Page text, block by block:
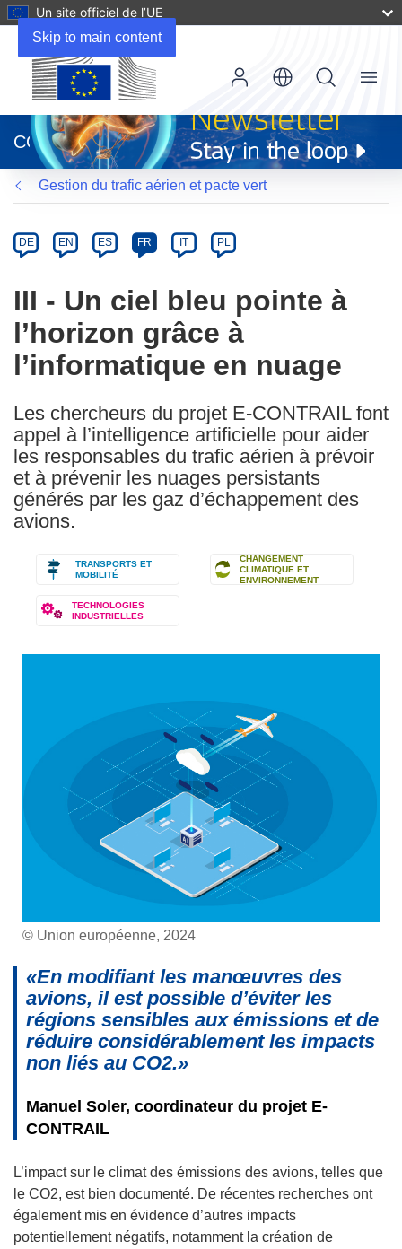
Skip to main content
Un site officiel de l’UE
dans
une
nouvelle
fenêtre)
CORDIS
Menu
Gestion du trafic aérien et pacte vert
Category
Article
available
following
languages:
DE EN ES FR IT PL
III - Un ciel bleu pointe à
l’horizon grâce à
l’informatique en nuage
Les chercheurs du projet E-CONTRAIL font
appel à l’intelligence artificielle pour aider
les responsables du trafic aérien à prévoir
et à prévenir les nuages persistants
générés par les gaz d’échappement des
avions.
TRANSPORTS ET
MOBILITÉ
CHANGEMENT
CLIMATIQUE ET
ENVIRONNEMENT
TECHNOLOGIES
INDUSTRIELLES
© Union européenne, 2024
«En modifiant les manœuvres des
avions, il est possible d’éviter les
régions sensibles aux émissions et de
réduire considérablement les impacts
non liés au CO2.»
Manuel Soler, coordinateur du projet E-
CONTRAIL
L’impact sur le climat des émissions des avions, telles que
le CO2, est bien documenté. De récentes recherches ont
également mis en évidence d’autres impacts
potentiellement négatifs, notamment la création de